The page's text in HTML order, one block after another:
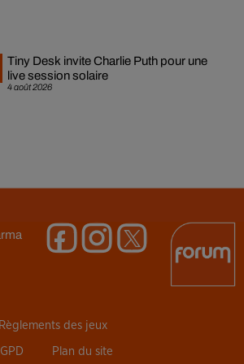
4 août 2026
Tiny Desk invite Charlie Puth pour une
live session solaire
Règlements des jeux
Plan du site